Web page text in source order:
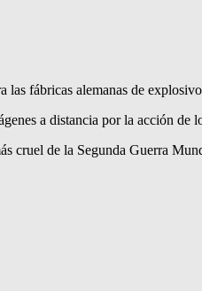
las fábricas alemanas de
a distancia por la acción de
cruel de la Segunda Guerra